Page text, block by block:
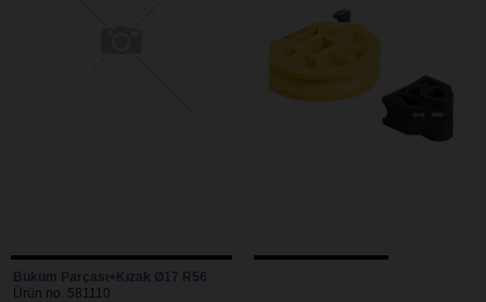
Büküm Parçası+Kızak Ø17 R56
Ürün no. 581110